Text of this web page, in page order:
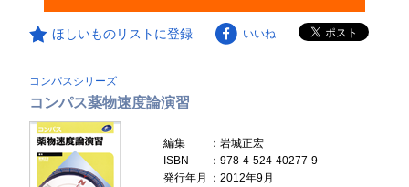
ほしいものリストに登録 いいね
コンパスシリーズ
コンパス薬物速度論演習
編集
：岩城正宏
ISBN
：978-4-524-40277-9
発行年月
：2012年9月